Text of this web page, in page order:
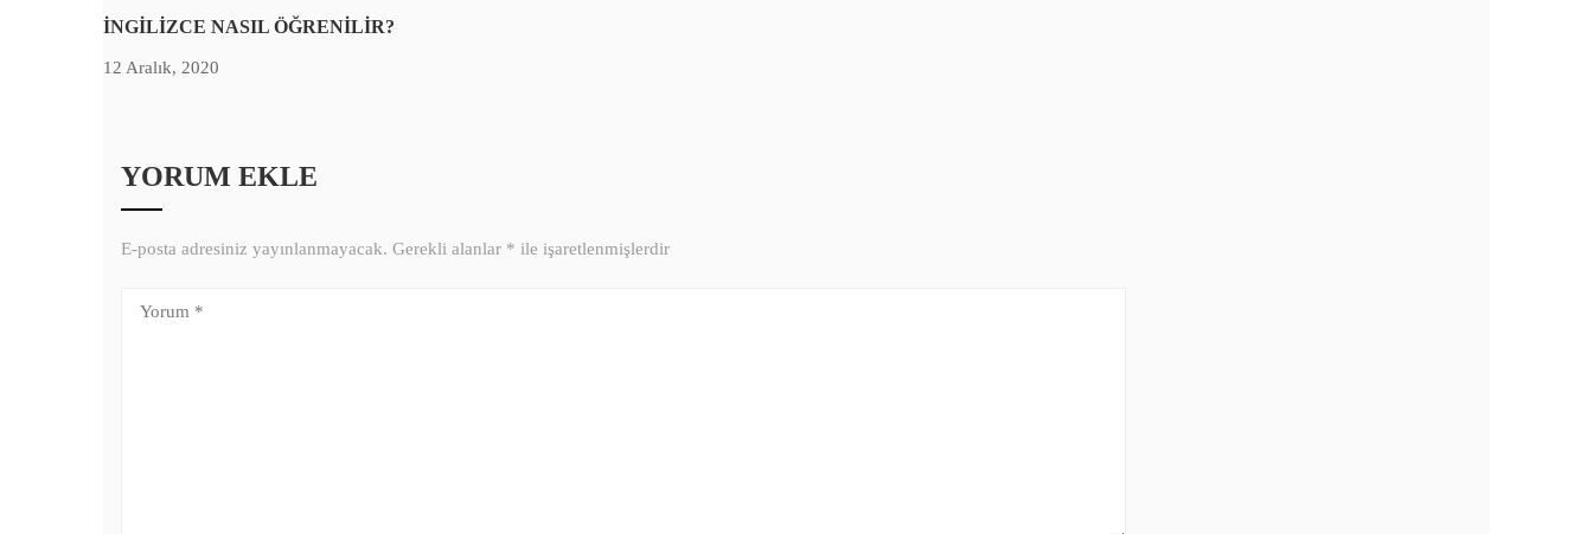
İNGİLİZCE NASIL ÖĞRENİLİR?
12 Aralık, 2020
YORUM EKLE
E-posta adresiniz yayınlanmayacak. Gerekli alanlar * ile işaretlenmişlerdir